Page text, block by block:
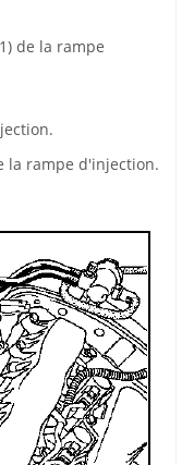
de la rampe
la rampe d'injection.